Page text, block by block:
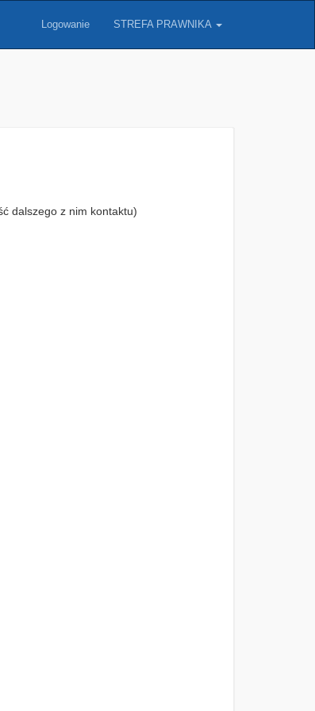
Logowanie STREFA PRAWNIKA
dalszego z nim kontaktu)